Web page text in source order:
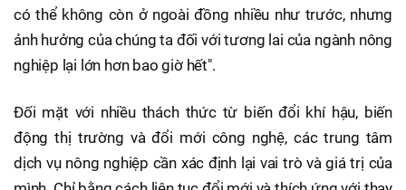
có thể không còn ở ngoài đồng nhiều như trước, nhưng
ảnh hưởng của chúng ta đối với tương lai của ngành nông
nghiệp lại lớn hơn bao giờ hết".
Đối mặt với nhiều thách thức từ biến đổi khí hậu, biến
động thị trường và đổi mới công nghệ, các trung tâm
dịch vụ nông nghiệp cần xác định lại vai trò và giá trị của